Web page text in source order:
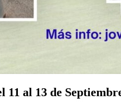
11 al 13 de